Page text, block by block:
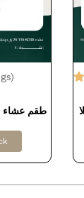
طقم عشاء 6030 # 13 26 ق ديملا